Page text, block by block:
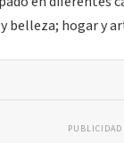
belleza; hogar y
PUBLICIDAD